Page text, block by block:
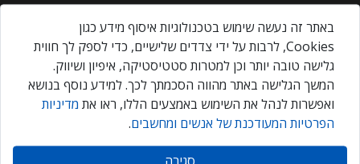
About Us
Privacy Policy
Contact Us
Our Events
אנשים ומחשבים © 2026 – כל הזכויות שמורות
באתר זה נעשה שימוש בטכנולוגיות איסוף מידע כגון
Cookies, לרבות על ידי צדדים שלישיים, כדי לספק לך חווית
גלישה טובה יותר וכן למטרות סטטיסטיקה, איפיון ושיווק.
המשך הגלישה באתר מהווה הסכמתך לכך. למידע נוסף בנושא
ואפשרות לנהל את השימוש באמצעים הללו, ראו את מדיניות
הפרטיות המעודכנת של אנשים ומחשבים.